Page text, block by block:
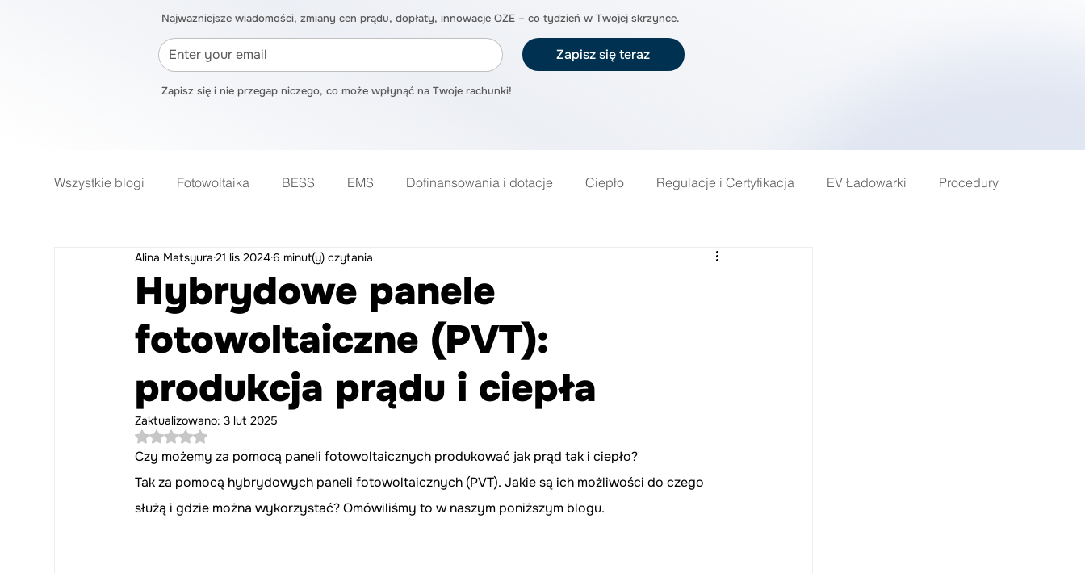
Najważniejsze wiadomości, zmiany cen prądu, dopłaty, innowacje OZE – co tydzień w Twojej skrzynce.
Zapisz się teraz
Zapisz się i nie przegap niczego, co może wpłynąć na Twoje rachunki!
Wszystkie blogi Fotowoltaika BESS EMS Dofinansowania i dotacje Ciepło Regulacje i Certyfikacja EV Ładowarki Procedury
Hybrydowe panele
fotowoltaiczne (PVT):
produkcja prądu i ciepła
Alina Matsyura 21 lis 20246 minut(y) czytania
Zaktualizowano:3 lut 2025
Oceniono na NaN z 5 gwiazdek.
Czy możemy za pomocą paneli fotowoltaicznych produkować jak prąd tak i ciepło?
Tak za pomocą hybrydowych paneli fotowoltaicznych (PVT). Jakie są ich możliwości do czego
służą i gdzie można wykorzystać? Omówiliśmy to w naszym poniższym blogu.